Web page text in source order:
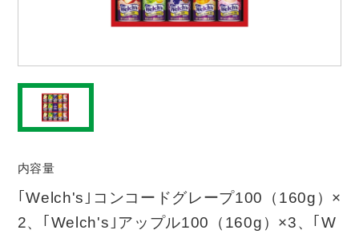
内容量
｢Welch's｣コンコードグレープ100（160g）×
2、｢Welch's｣アップル100（160g）×3、｢W